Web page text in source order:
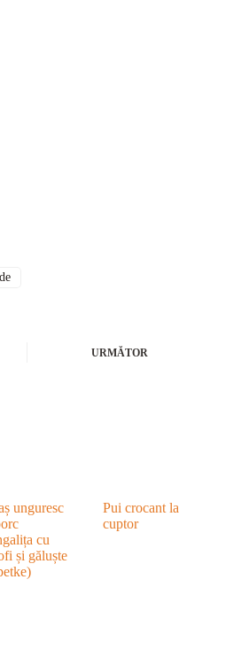
URMĂTOR
unguresc
cu
și găluște
Pui crocant la
cuptor